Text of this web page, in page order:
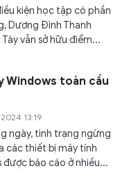
kiện học tập có phần
Dương Đình Thanh
vẫn sở hữu điểm...
Windows toàn cầu
13:19
ngày, tình trạng ngừng
các thiết bị máy tính
được báo cáo ở nhiều...